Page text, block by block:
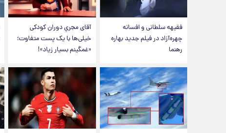
فقیهه سلطانی و افسانه
چهره‌آزاد در فیلم جدید بهاره
رهنما
آقای مجریِ دوران کودکی
خیلی‌ها با یک پست متفاوت؛
«غمگینم بسیار زیاد»!